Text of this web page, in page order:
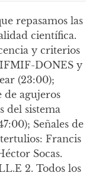
repasamos las
científica.
y criterios
DONES y
(23:00);
de agujeros
del sistema
Señales de
Francis
Socas.
2. Todos los